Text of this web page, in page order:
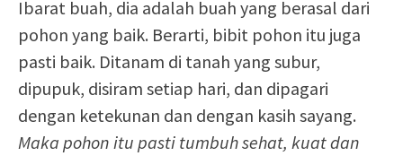
Ibarat buah, dia adalah buah yang berasal dari
pohon yang baik. Berarti, bibit pohon itu juga
pasti baik. Ditanam di tanah yang subur,
dipupuk, disiram setiap hari, dan dipagari
dengan ketekunan dan dengan kasih sayang.
Maka pohon itu pasti tumbuh sehat, kuat dan